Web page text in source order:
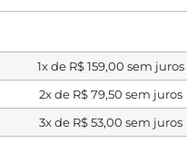
1x de R$159,00 sem juros
2x de R$79,50 sem juros
3x de R$53,00 sem juros